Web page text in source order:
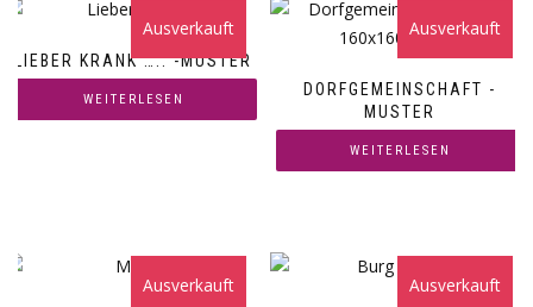
LIEBER KRANK ….. -MUSTER
Ausverkauft
WEITERLESEN
DORFGEMEINSCHAFT -
MUSTER
Ausverkauft
WEITERLESEN
Ausverkauft Ausverkauft